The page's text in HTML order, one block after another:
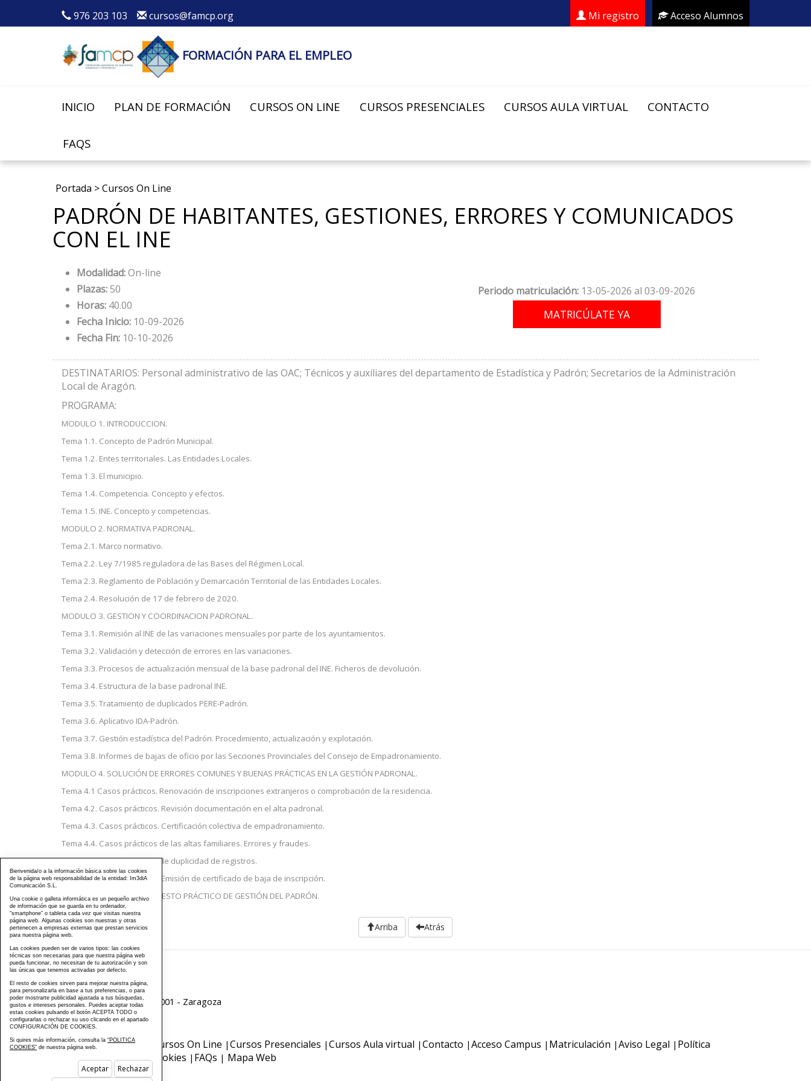
976 203 103 cursos@famcp.org Acceso Alumnos
Mi registro
FORMACIÓN PARA EL EMPLEO
INICIO PLAN DE FORMACIÓN CURSOS ON LINE CURSOS PRESENCIALES CURSOS AULA VIRTUAL CONTACTO
FAQS
Portada >Cursos On Line
PADRÓN DE HABITANTES, GESTIONES, ERRORES Y COMUNICADOS
CON EL INE
Modalidad:On-line
Plazas:50
Horas: 40.00
Fecha Inicio: 10-09-2026
Fecha Fin: 10-10-2026
Periodo matriculación: 13-05-2026 al 03-09-2026
DESTINATARIOS: Personal administrativo de las OAC; Técnicos y auxiliares del departamento de Estadística y Padrón; Secretarios de la Administración
Local de Aragón.
PROGRAMA:
MODULO 1. INTRODUCCION.
Tema 1.1. Concepto de Padrón Municipal.
Tema 1.2. Entes territoriales. Las Entidades Locales.
Tema 1.3. El municipio.
Tema 1.4. Competencia. Concepto y efectos.
Tema 1.5. INE. Concepto y competencias.
MODULO 2. NORMATIVA PADRONAL.
Tema 2.1. Marco normativo.
Tema 2.2. Ley 7/1985 reguladora de las Bases del Régimen Local.
Tema 2.3. Reglamento de Población y Demarcación Territorial de las Entidades Locales.
Tema 2.4. Resolución de 17 de febrero de 2020.
MODULO 3. GESTION Y COORDINACION PADRONAL.
Tema 3.1. Remisión al INE de las variaciones mensuales por parte de los ayuntamientos.
Tema 3.2. Validación y detección de errores en las variaciones.
Tema 3.3. Procesos de actualización mensual de la base padronal del INE. Ficheros de devolución.
Tema 3.4. Estructura de la base padronal INE.
Tema 3.5. Tratamiento de duplicados PERE-Padrón.
Tema 3.6. Aplicativo IDA-Padrón.
Tema 3.7. Gestión estadística del Padrón. Procedimiento, actualización y explotación.
Tema 3.8. Informes de bajas de oficio por las Secciones Provinciales del Consejo de Empadronamiento.
MODULO 4. SOLUCIÓN DE ERRORES COMUNES Y BUENAS PRÁCTICAS EN LA GESTIÓN PADRONAL.
Tema 4.1 Casos prácticos. Renovación de inscripciones extranjeros o comprobación de la residencia.
Tema 4.2. Casos prácticos. Revisión documentación en el alta padronal.
Tema 4.3. Casos prácticos. Certificación colectiva de empadronamiento.
Tema 4.4. Casos prácticos de las altas familiares. Errores y fraudes.
Tema 4.5. Casos prácticos de duplicidad de registros.
Tema 4.6. Casos prácticos. Emisión de certificado de baja de inscripción.
EJERCICIO PRÁCTICO. SUPUESTO PRÁCTICO DE GESTIÓN DEL PADRÓN.
Arriba Atrás
976 203 103
Calle Mayor, 40, CP 50001 - Zaragoza
cursos@famcp.org
Plan de Formación Cursos On Line | Cursos Presenciales | Cursos Aula virtual | Contacto | Acceso Campus | Matriculación | Aviso Legal | Política
Privacidad| Política Cookies | FAQs | Mapa Web
Bienvenida/o a la información básica sobre las cookies
de la página web responsabilidad de la entidad: Im3diA
Comunicación S.L.
Una cookie o galleta informática es un pequeño archivo
de información que se guarda en tu ordenador,
“smartphone” o tableta cada vez que visitas nuestra
página web. Algunas cookies son nuestras y otras
pertenecen a empresas externas que prestan servicios
para nuestra página web.
Las cookies pueden ser de varios tipos: las cookies
técnicas son necesarias para que nuestra página web
pueda funcionar, no necesitan de tu autorización y son
las únicas que tenemos activadas por defecto.
El resto de cookies sirven para mejorar nuestra página,
para personalizarla en base a tus preferencias, o para
poder mostrarte publicidad ajustada a tus búsquedas,
gustos e intereses personales. Puedes aceptar todas
estas cookies pulsando el botón ACEPTA TODO o
configurarlas o rechazar su uso clicando en el apartado
CONFIGURACIÓN DE COOKIES.
Si quires más información, consulta la “POLITICA
COOKIES” de nuestra página web.
Aceptar Rechazar